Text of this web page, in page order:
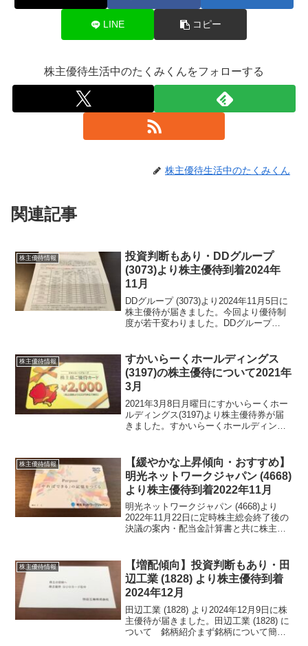
LINE コピー
株主優待生活中のたくみくんをフォローする
株主優待生活中のたくみくん
関連記事
株主優待情報
投資判断もあり・DDグループ
(3073)より株主優待到着2024年
11月
DDグループ (3073)より2024年11月5日に
株主優待が届きました。今回より優待制
度が若干変わりました。DDグループ
プ (3073) は、居酒屋『わらや...
株主優待情報
すかいらーくホールディングス
(3197)の株主優待について2021年
3月
2021年3月8日月曜日にすかいらーくホー
ルディングス(3197)より株主優待券が届
きました。すかいらーくホールディング
外食業界であり、新型コロナウイルスの
関係で色々と...
株主優待情報
【緩やかな上昇傾向・おすすめ】
明光ネットワークジャパン (4668)
より株主優待到着2022年11月
明光ネットワークジャパン (4668)より
2022年11月22日に定時株主総会終了後の
決議の案内・配当金計算書と共に株主優
について簡単にご紹介いたします。明光
ネ...
株主優待情報
【増配傾向】投資判断もあり・田
辺工業 (1828) より株主優待到着
2024年12月
田辺工業 (1828) より2024年12月9日に株
主優待が届きました。田辺工業 (1828) に
ついて 銘柄紹介まず銘柄について簡単